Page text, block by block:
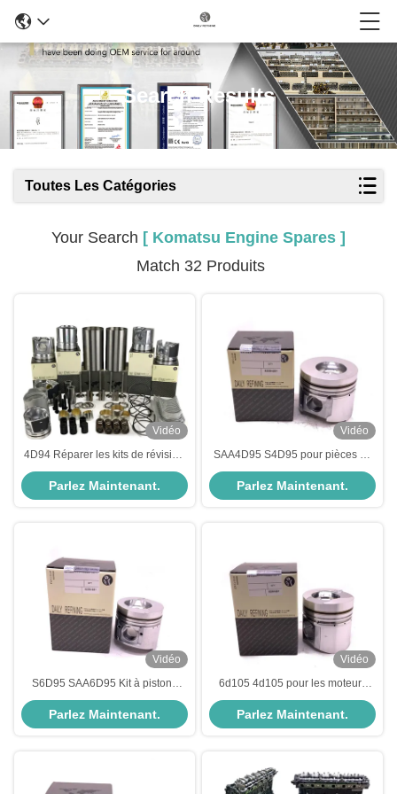
Search Results
Toutes Les Catégories
Your Search [ Komatsu Engine Spares ]
Match 32 Produits
Vidéo
4D94 Réparer les kits de révision
pour les pièces des excavatrices
Komatsu
Parlez Maintenant.
Vidéo
SAA4D95 S4D95 pour pièces de
moteur komatsu Kit à pistons
6208-31-2110
Parlez Maintenant.
Vidéo
S6D95 SAA6D95 Kit à pistons
pour pièces de moteur Komatsu
6207-31-2180
Parlez Maintenant.
Vidéo
6d105 4d105 pour les moteurs
Komatsu à piston 6137-32-2110
6136-31-2112
Parlez Maintenant.